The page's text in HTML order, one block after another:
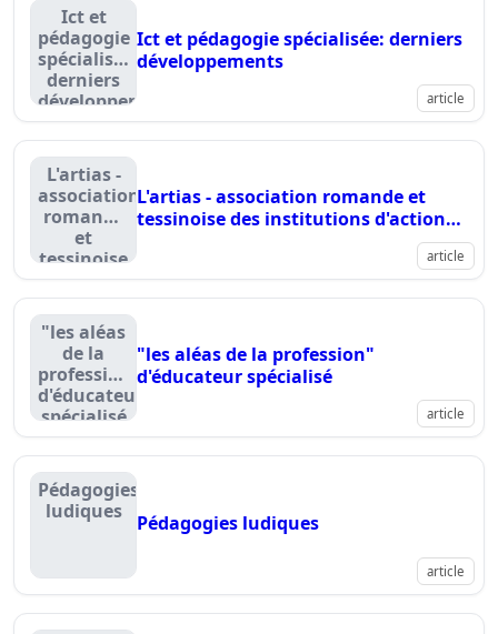
Ict et
pédagogie
spécialisée:
derniers
développements
Ict et pédagogie spécialisée: derniers
développements
article
L'artias -
association
romande
et
tessinoise
des
institutions
d'action
sociale
L'artias - association romande et
tessinoise des institutions d'action
article
"les aléas
de la
profession"
d'éducateur
spécialisé
"les aléas de la profession"
d'éducateur spécialisé
article
Pédagogies
ludiques
Pédagogies ludiques
article